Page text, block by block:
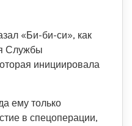
«Би-би-си», как
Службы
инициировала
ему только
в спецоперации,